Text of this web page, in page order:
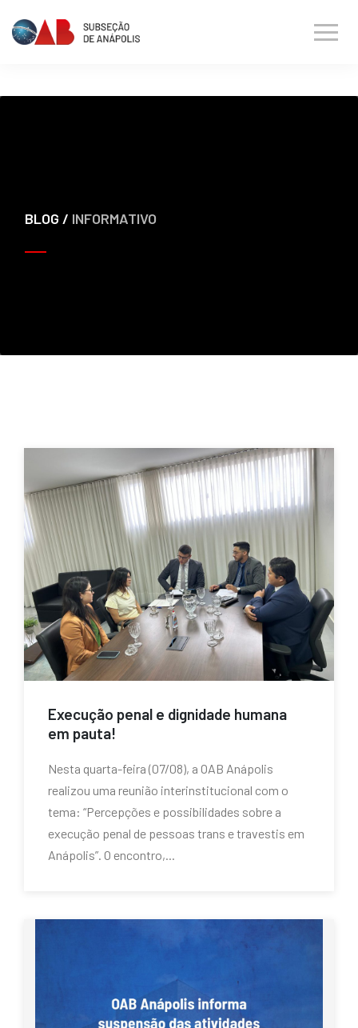
BLOG / INFORMATIVO
Execução penal e dignidade humana
em pauta!
Nesta quarta-feira (07/08), a OAB Anápolis
realizou uma reunião interinstitucional com o
tema: “Percepções e possibilidades sobre a
execução penal de pessoas trans e travestis em
Anápolis”. O encontro,...